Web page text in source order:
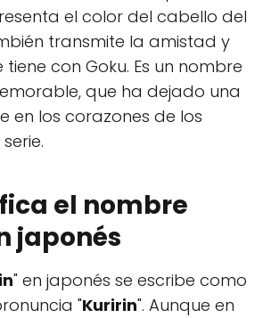
el color del cabello del
transmite la amistad y
con Goku. Es un nombre
que ha dejado una
en los corazones de los
el nombre
japonés
" en japonés se escribe como
"Kuririn". Aunque en